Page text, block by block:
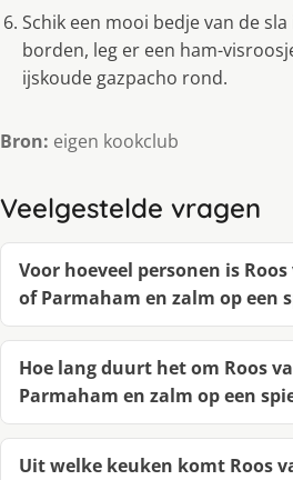
Schik een mooi bedje van de
borden, leg er een ham-
ijskoude gazpacho rond.
Bron: eigen kookclub
Veelgestelde vragen
Voor hoeveel personen is
of Parmaham en zalm op een
Hoe lang duurt het om Roos
Parmaham en zalm op een
Uit welke keuken komt Roos